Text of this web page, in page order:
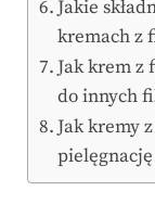
Jakie
kremach z
Jak krem z
do innych
Jak kremy